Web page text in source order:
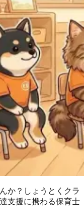
か？しょうとくクラ
支援に携わる保育士